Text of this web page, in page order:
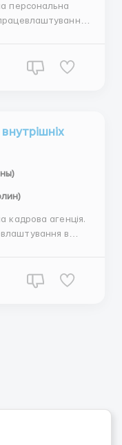
персональна
умови й
кадрова агенція.
в
та з навчанням.